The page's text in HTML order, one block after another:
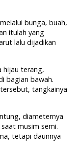
bunga, buah,
itulah yang
lalu dijadikan
hijau terang,
bagian bawah.
tangkainya
diameternya
musim semi.
tetapi daunnya